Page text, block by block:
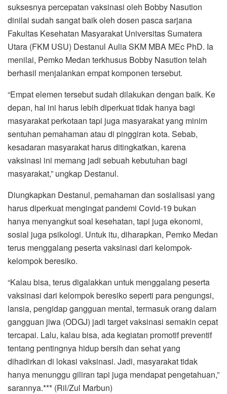
suksesnya percepatan vaksinasi oleh Bobby Nasution
dinilai sudah sangat baik oleh dosen pasca sarjana
Fakultas Kesehatan Masyarakat Universitas Sumatera
Utara (FKM USU) Destanul Aulia SKM MBA MEc PhD. Ia
menilai, Pemko Medan terkhusus Bobby Nasution telah
berhasil menjalankan empat komponen tersebut.
“Empat elemen tersebut sudah dilakukan dengan baik. Ke
depan, hal ini harus lebih diperkuat tidak hanya bagi
masyarakat perkotaan tapi juga masyarakat yang minim
sentuhan pemahaman atau di pinggiran kota. Sebab,
kesadaran masyarakat harus ditingkatkan, karena
vaksinasi ini memang jadi sebuah kebutuhan bagi
masyarakat,” ungkap Destanul.
Diungkapkan Destanul, pemahaman dan sosialisasi yang
harus diperkuat mengingat pandemi Covid-19 bukan
hanya menyangkut soal kesehatan, tapi juga ekonomi,
sosial juga psikologi. Untuk itu, diharapkan, Pemko Medan
terus menggalang peserta vaksinasi dari kelompok-
kelompok beresiko.
“Kalau bisa, terus digalakkan untuk menggalang peserta
vaksinasi dari kelompok beresiko seperti para pengungsi,
lansia, pengidap gangguan mental, termasuk orang dalam
gangguan jiwa (ODGJ) jadi target vaksinasi semakin cepat
tercapai. Lalu, kalau bisa, ada kegiatan promotif preventif
tentang pentingnya hidup bersih dan sehat yang
dihadirkan di lokasi vaksinasi. Jadi, masyarakat tidak
hanya menunggu giliran tapi juga mendapat pengetahuan,”
sarannya.*** (Ril/Zul Marbun)